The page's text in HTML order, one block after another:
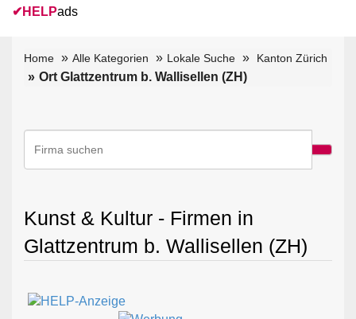
✔ HELPads
Home Alle Kategorien Lokale Suche Kanton Zürich
Ort Glattzentrum b. Wallisellen (ZH)
Kunst & Kultur - Firmen in
Glattzentrum b. Wallisellen (ZH)